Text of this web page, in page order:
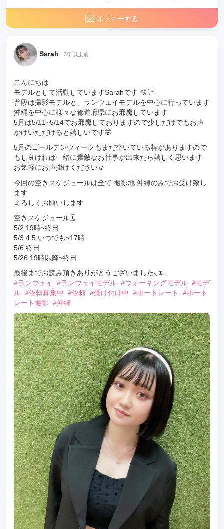
オファーする
Sarah 3年以上前
こんにちは
モデルとして活動していますSarahです 🫧 ͛.*
普段は撮影モデルと、ランウェイモデルを中心に行っています
沖縄を中心に様々な都道府県にお邪魔しています
5月は5/11~5/14でお邪魔しておりますので少しだけでもお声
かけいただけると嬉しいです🤭
5月のゴールデンウィークもまだ空いている枠がありますので
もし良ければ一緒に素敵なお仕事が出来たら嬉しく思います
お気軽にお声掛けください☺️
今回の空きスケジュールは全て 撮影地 沖縄のみでお受け致し
ます
よろしくお願いします
空きスケジュール🗓
5/2 19時~終日
5/3.4.5 いつでも~17時
5/6 終日
5/26 19時以降~終日
最後までお読み頂きありがとうございました⸜🌷︎⸝
#ランウェイ
#ランウェイモデル #ウォーキングモデル #モデ
ル #依頼募集中 #依頼 #受け付け中 #ポートレート
#ポート
レート撮影 #沖縄